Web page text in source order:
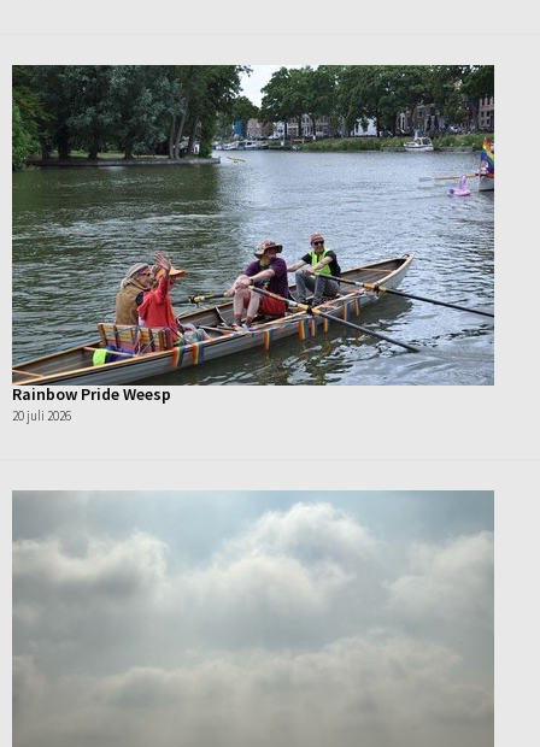
Rainbow Pride Weesp
20 juli 2026